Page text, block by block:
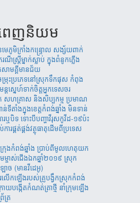
ពេញនិយម
មេភូមិ​ក្រាំង​កន្រ្ទោល សង្ស័យ​ពាក់
ណី​ស្រ្តីម្នាក់​ស្លាប់ ​ក្នុង​ពំនូក​ភ្លើង​
ាម​គ្គីមាន​ជ័យ
ម្រុះ​​ប្រភេទ​​នៅ​​ស្រុក​​​ទឹក​​ផុស​​ កំពុង​​
តស្នេហ៍​​​​ទាក់​​​ចិត្ត​​អ្នកទេស​​ចរ​
សហគ្រាស​ និងសិប្បកម្ម ប្រមាណ​​​
ទីតាំង​​ក្នុង​​ខេត្តកំពង់​ឆ្នាំង​ មិន​ទាន់
ារ​ឬបិទ ទោះបីបញ្ហាវីរុសកូវីដ-១៩ប៉ះ
រ​ផ្គត់​ផ្គង់​វត្ថុ​ធាតុ​​ដើម​​ពី​​ប្រទេស​
ក្រុងកំពង់ឆ្នាំង ប្រាប់ពីមូលហេតុយក
ម្ចាស់ជើងឯកឆ្នាំ២០១៩ ស្រុក
ាច (មានវីដេអូ)
រលើកឡើងរបស់គ្រូបង្វឹកស្រុកកំពង់
យបង្កើតកំណត់ត្រាថ្មី នាំក្រុមឡើង
រត្រ